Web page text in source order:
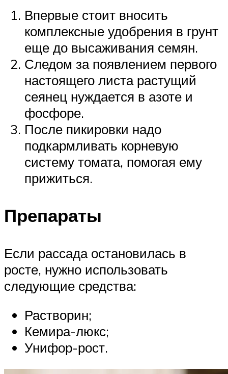
Впервые стоит вносить
комплексные удобрения в грунт
еще до высаживания семян.
Следом за появлением первого
настоящего листа растущий
сеянец нуждается в азоте и
фосфоре.
После пикировки надо
подкармливать корневую
систему томата, помогая ему
прижиться.
Препараты
Если рассада остановилась в
росте, нужно использовать
следующие средства:
Растворин;
Кемира-люкс;
Унифор-рост.